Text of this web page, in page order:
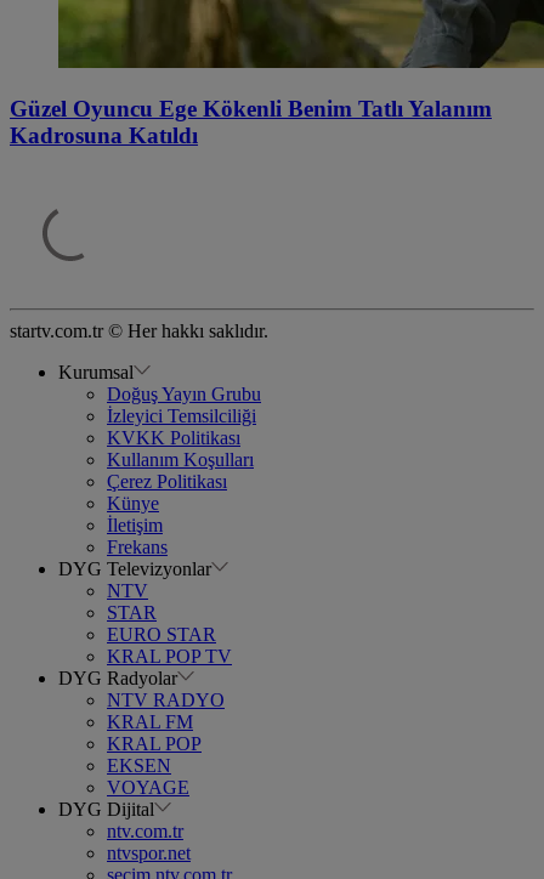
Güzel Oyuncu Ege Kökenli Benim Tatlı Yalanım
Kadrosuna Katıldı
startv.com.tr © Her hakkı saklıdır.
Kurumsal
Doğuş Yayın Grubu
İzleyici Temsilciliği
KVKK Politikası
Kullanım Koşulları
Çerez Politikası
Künye
İletişim
Frekans
DYG Televizyonlar
NTV
STAR
EURO STAR
KRAL POP TV
DYG Radyolar
NTV RADYO
KRAL FM
KRAL POP
EKSEN
VOYAGE
DYG Dijital
ntv.com.tr
ntvspor.net
secim.ntv.com.tr